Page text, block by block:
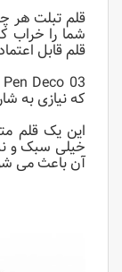
قلم تبلت هر
شما را خراب
قلم قابل
که نیازی به
این یک قلم
خیلی سبک و
آن باعث می